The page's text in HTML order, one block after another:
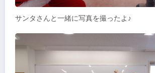
サンタさんと一緒に写真を撮ったよ♪